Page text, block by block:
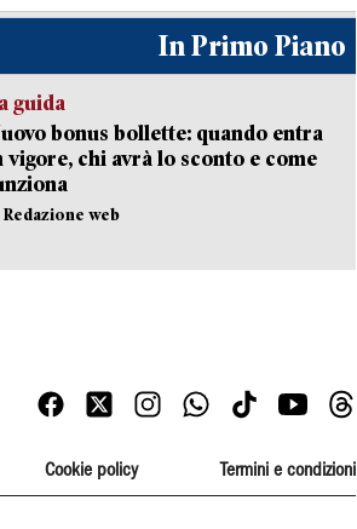
In Primo Piano
guida
bonus bollette: quando entra
vigore, chi avrà lo sconto e come
Redazione web
Cookie policy Termini e condizioni